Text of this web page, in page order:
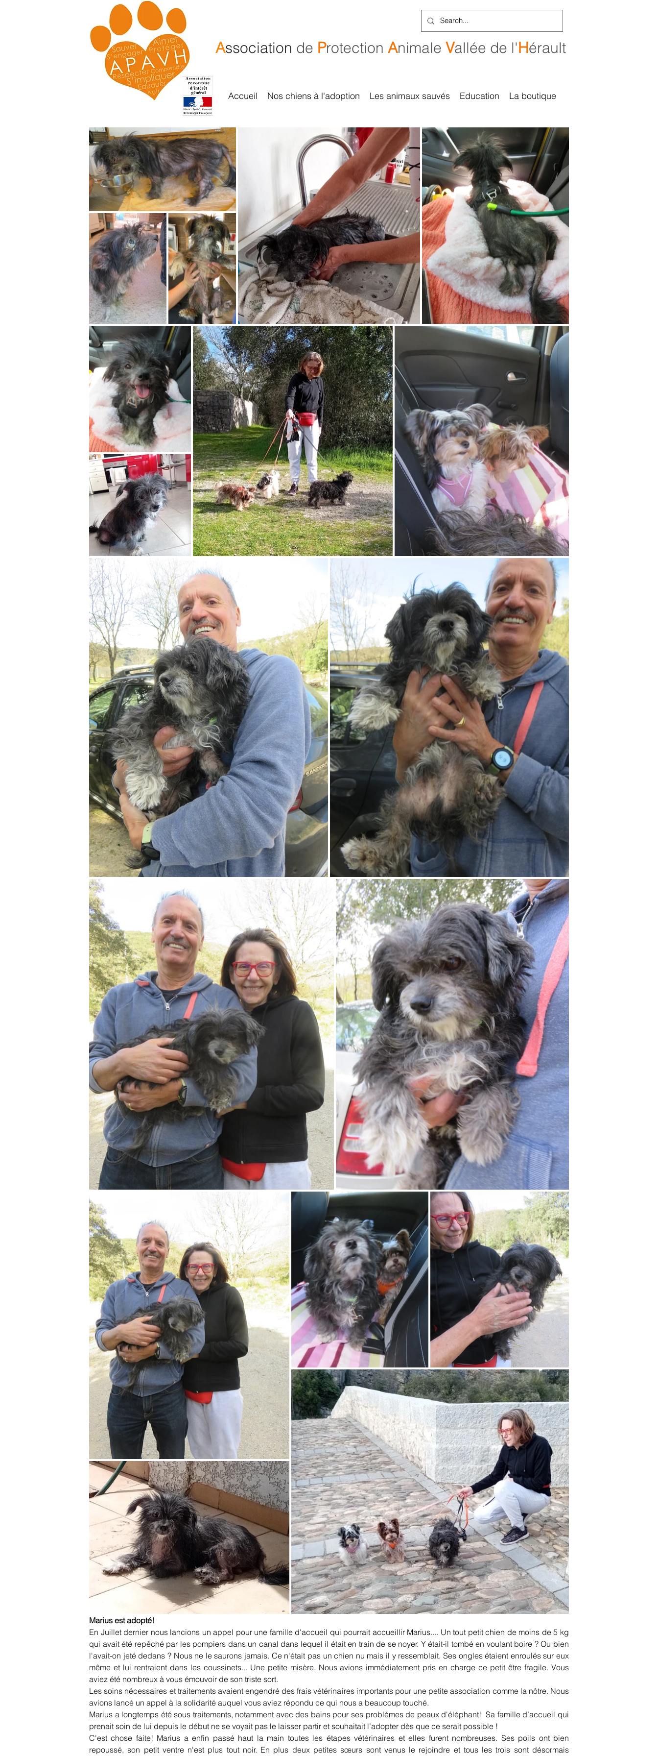
Association de Protection Animale Vallée de l'Hérault
Accueil Nos chiens à l'adoption Les animaux sauvés Education La boutique
Marius est adopté!
En Juillet dernier nous lancions un appel pour une famille d'accueil qui pourrait accueillir Marius.... Un tout petit chien de moins de 5 kg
qui avait été repêché par les pompiers dans un canal dans lequel il était en train de se noyer. Y était-il tombé en voulant boire ? Ou bien
l'avait-on jeté dedans ? Nous ne le saurons jamais. Ce n'était pas un chien nu mais il y ressemblait. Ses ongles étaient enroulés sur eux
même et lui rentraient dans les coussinets... Une petite misère. Nous avions immédiatement pris en charge ce petit être fragile. Vous
aviez été nombreux à vous émouvoir de son triste sort.
Les soins nécessaires et traitements avaient engendré des frais vétérinaires importants pour une petite association comme la nôtre. Nous
avions lancé un appel à la solidarité auquel vous aviez répondu ce qui nous a beaucoup touché.
Marius a longtemps été sous traitements, notamment avec des bains pour ses problèmes de peaux d'éléphant!  Sa famille d’accueil qui
prenait soin de lui depuis le début ne se voyait pas le laisser partir et souhaitait l’adopter dès que ce serait possible !
C'est chose faite! Marius a enfin passé haut la main toutes les étapes vétérinaires et elles furent nombreuses. Ses poils ont bien
repoussé, son petit ventre n'est plus tout noir. En plus deux petites sœurs sont venus le rejoindre et tous les trois sont désormais